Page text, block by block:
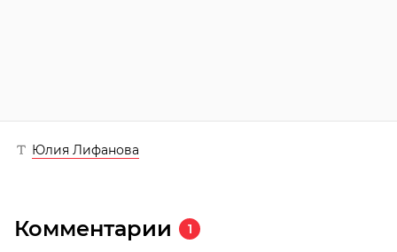
Юлия Лифанова
Комментарии 1